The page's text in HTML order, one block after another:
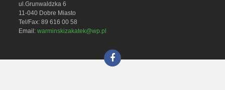
ul.Grunwaldzka 6
11-040 Dobre Miasto
Tel/Fax: 89 616 00 58
Email:warminskizakatek@wp.pl